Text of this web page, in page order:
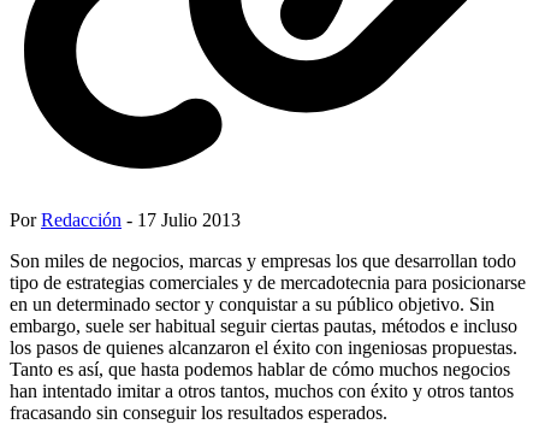
PorRedacción - 17 Julio 2013
Son miles de negocios, marcas y empresas los que desarrollan todo
tipo de estrategias comerciales y de mercadotecnia para posicionarse
en un determinado sector y conquistar a su público objetivo. Sin
embargo, suele ser habitual seguir ciertas pautas, métodos e incluso
los pasos de quienes alcanzaron el éxito con ingeniosas propuestas.
Tanto es así, que hasta podemos hablar de cómo muchos negocios
han intentado imitar a otros tantos, muchos con éxito y otros tantos
fracasando sin conseguir los resultados esperados.